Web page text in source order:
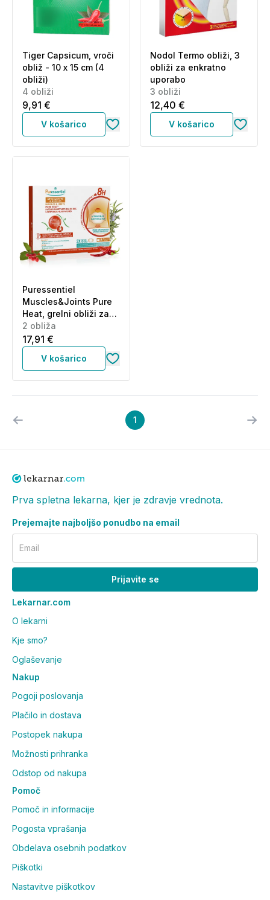
Tiger Capsicum, vroči
obliž - 10 x 15 cm (4
obliži)
4 obliži
9,91 €
V košarico
Nodol Termo obliži, 3
obliži za enkratno
uporabo
3 obliži
12,40 €
V košarico
Puressentiel
Muscles&Joints Pure
Heat, grelni obliži za
spodnji del hrbta (2
obliža)
2 obliža
17,91 €
V košarico
1
Prva spletna lekarna, kjer je zdravje vrednota.
Prejemajte najboljšo ponudbo na email
Email
Prijavite se
Lekarnar.com
O lekarni
Kje smo?
Oglaševanje
Nakup
Pogoji poslovanja
Plačilo in dostava
Postopek nakupa
Možnosti prihranka
Odstop od nakupa
Pomoč
Pomoč in informacije
Pogosta vprašanja
Obdelava osebnih podatkov
Piškotki
Nastavitve piškotkov